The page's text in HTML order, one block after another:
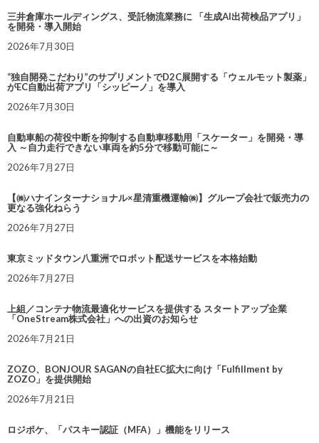
三井倉庫ホールディングス、受託物流業務に 「生成AI出荷検品アプリ」
を開発・導入開始
2026年7月30日
“独自開発こだわり”のサプリメントでD2C展開する「ウェルモット製薬」
がEC自動出荷アプリ「シッピーノ」を導入
2026年7月30日
自動車船の荷役中断を抑制する自動車移動用「スケーター」を開発・導
入 ～自力走行できない車両を約5分で移動可能に～
2026年7月27日
【㈱ハナインターナショナル×星清重機運輸㈱】グループ会社で販売力の
更なる強化ねらう
2026年7月27日
東京ミッドタウン八重洲でロボット配送サービスを本格始動
2026年7月27日
上組／コンテナ物流最適化サービスを提供する スタートアップ企業
「OneStream株式会社」への出資のお知らせ
2026年7月21日
ZOZO、BONJOUR SAGANの自社EC拡大に向け「Fulfillment by
ZOZO」を提供開始
2026年7月21日
ロジポケ、「パスキー認証（MFA）」機能をリリース